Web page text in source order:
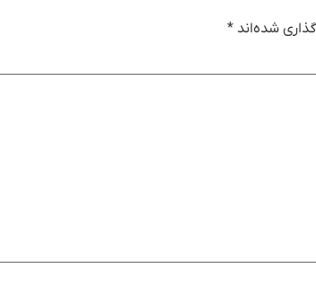
شده‌اند *